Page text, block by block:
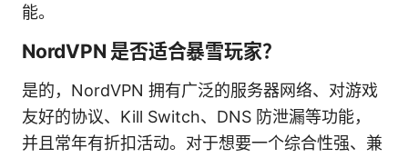
能。
NordVPN 是否适合暴雪玩家？
是的，NordVPN 拥有广泛的服务器网络、对游戏
友好的协议、Kill Switch、DNS 防泄漏等功能，
并且常年有折扣活动。对于想要一个综合性强、兼